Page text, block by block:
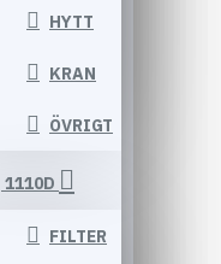
HYTT
KRAN
ÖVRIGT
1110D
FILTER